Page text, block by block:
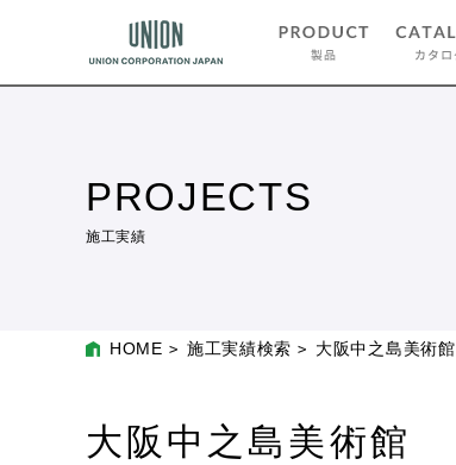
PROJECTS
施工実績
HOME 施工実績検索 大阪中之島美術館
大阪中之島美術館